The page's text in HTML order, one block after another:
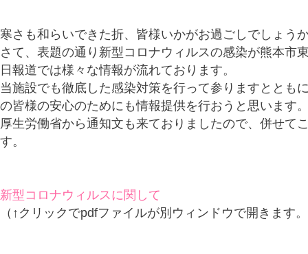
寒さも和らいできた折、皆様いかがお過ごしでしょう
さて、表題の通り新型コロナウィルスの感染が熊本市
日報道では様々な情報が流れております。
当施設でも徹底した感染対策を行って参りますととも
の皆様の安心のためにも情報提供を行おうと思います
厚生労働省から通知文も来ておりましたので、併せて
す。
新型コロナウィルスに関して
（↑クリックでpdfファイルが別ウィンドウで開きます